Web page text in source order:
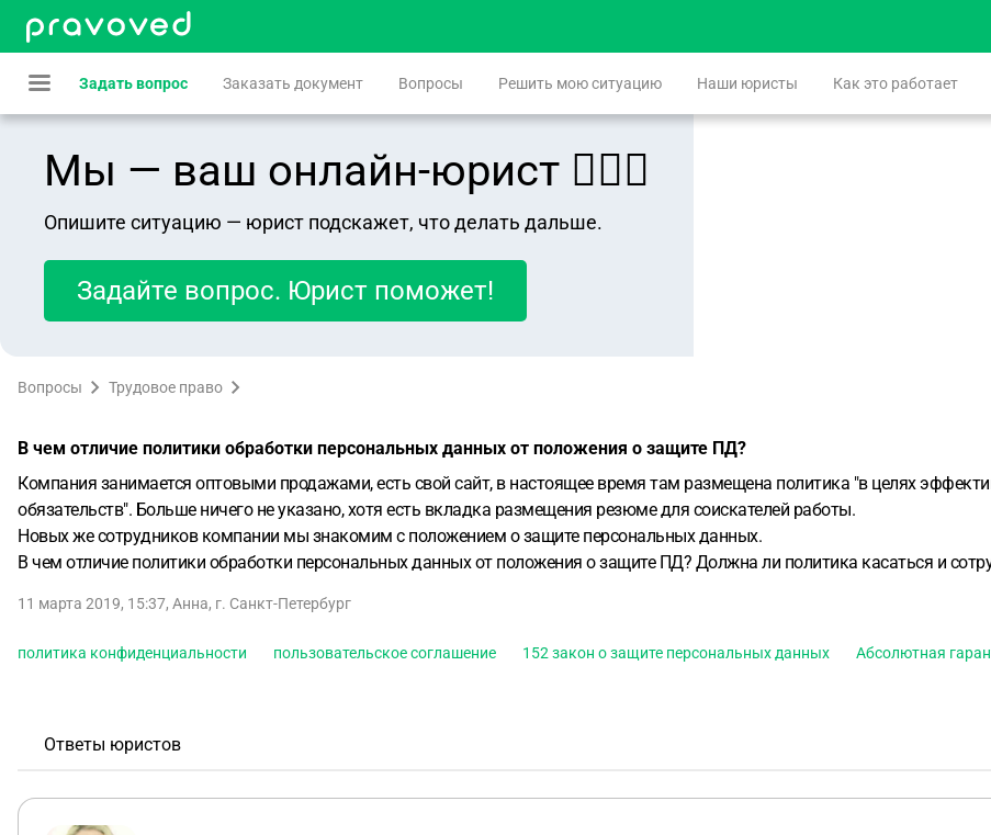
Задать вопрос Заказать документ Вопросы Решить мою ситуацию Наши юристы Как это работает
Мы — ваш онлайн-юрист 👨🏻‍⚖️
Опишите ситуацию — юрист подскажет, что делать дальше.
Задайте вопрос. Юрист поможет!
Вопросы Трудовое право
В чем отличие политики обработки персональных данных от положения о защите ПД?
Компания занимается оптовыми продажами, есть свой сайт, в настоящее время там размещена политика "в целях
обязательств". Больше ничего не указано, хотя есть вкладка размещения резюме для соискателей работы.
Новых же сотрудников компании мы знакомим с положением о защите персональных данных.
В чем отличие политики обработки персональных данных от положения о защите ПД? Должна ли политика касаться и
11 марта 2019, 15:37, Анна, г. Санкт-Петербург
политика конфиденциальности пользовательское соглашение 152 закон о защите персональных данных Абсолютная
Ответы юристов